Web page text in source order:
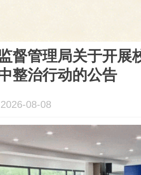
督管理局关于开展
整治行动的公告
08-08